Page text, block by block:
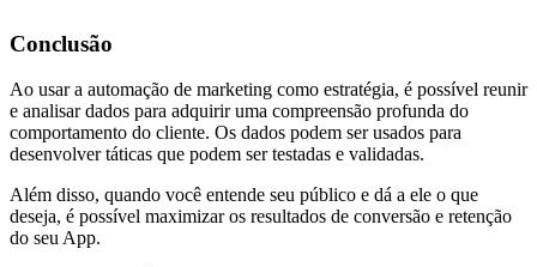
Conclusão
Ao usar a automação de marketing como estratégia, é possível reunir
e analisar dados para adquirir uma compreensão profunda do
comportamento do cliente. Os dados podem ser usados ​​para
desenvolver táticas que podem ser testadas e validadas.
Além disso, quando você entende seu público e dá a ele o que
deseja, é possível maximizar os resultados de conversão e retenção
do seu App.